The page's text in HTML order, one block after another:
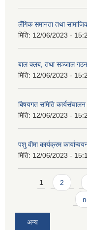
लैंगिक समानता तथा
मिति: 12/06/2023 -
बाल क्लब, तथा सञ्जाल
मिति: 12/06/2023 -
बिषयगत समिति कार्यसंचालन
मिति: 12/06/2023 -
पशु वीमा कार्यक्रम
मिति: 12/06/2023 -
Pages
1 2
अन्य